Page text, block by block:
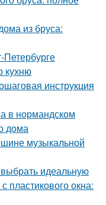
из бруса:
кухню
инструкция
в нормандском
дома
музыкальной
идеальную
пластикового окна: